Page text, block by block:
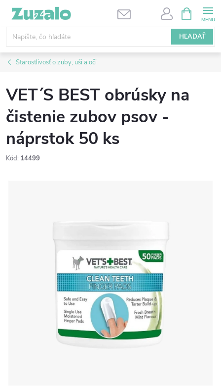
Prejsť
obsah
HĽADAŤ
KOŠÍK
Starostlivosť o zuby, uši a oči
VET´S BEST obrúsky na
čistenie zubov psov -
náprstok 50 ks
Kód: 14499